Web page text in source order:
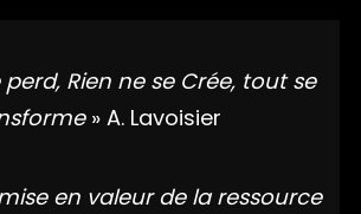
perd, Rien ne se Crée, tout se
» A. Lavoisier
en valeur de la ressource